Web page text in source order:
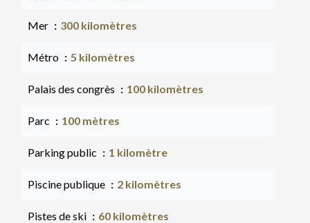
Mer 300 kilomètres
Métro 5 kilomètres
Palais des congrès 100 kilomètres
Parc 100 mètres
Parking public 1 kilomètre
Piscine publique 2 kilomètres
Pistes de ski 60 kilomètres